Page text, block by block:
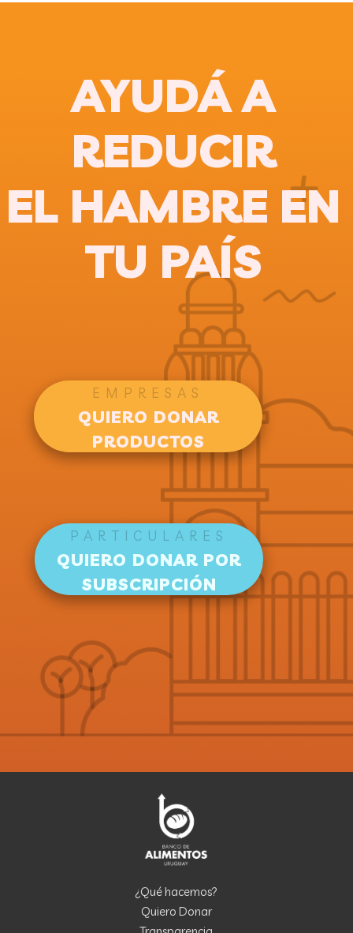
AYUDÁ A
REDUCIR
EL HAMBRE EN
TU PAÍS
EMPRESAS
QUIERO DONAR
PRODUCTOS
PARTICULARES
QUIERO DONAR POR
SUBSCRIPCIÓN
¿Qué hacemos?
Quiero Donar